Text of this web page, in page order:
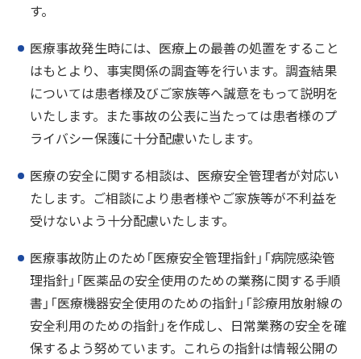
す。
医療事故発生時には、医療上の最善の処置をすること
はもとより、事実関係の調査等を行います。調査結果
については患者様及びご家族等へ誠意をもって説明を
いたします。また事故の公表に当たっては患者様のプ
ライバシー保護に十分配慮いたします。
医療の安全に関する相談は、医療安全管理者が対応い
たします。ご相談により患者様やご家族等が不利益を
受けないよう十分配慮いたします。
医療事故防止のため「医療安全管理指針」「病院感染管
理指針」「医薬品の安全使用のための業務に関する手順
書」「医療機器安全使用のための指針」「診療用放射線の
安全利用のための指針」を作成し、日常業務の安全を確
保するよう努めています。これらの指針は情報公開の